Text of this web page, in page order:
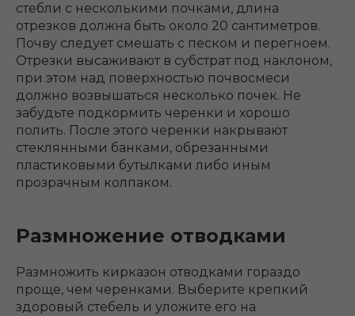
стебли с несколькими почками, длина
отрезков должна быть около 20 сантиметров.
Почву следует смешать с песком и перегноем.
Отрезки высаживают в субстрат под наклоном,
при этом над поверхностью почвосмеси
должно возвышаться несколько почек. Не
забудьте подкормить черенки и хорошо
полить. После этого черенки накрывают
стеклянными банками, обрезанными
пластиковыми бутылками либо иным
прозрачным колпаком.
Размножение отводками
Размножить кирказон отводками гораздо
проще, чем черенками. Выберите крепкий
здоровый стебель и уложите его на